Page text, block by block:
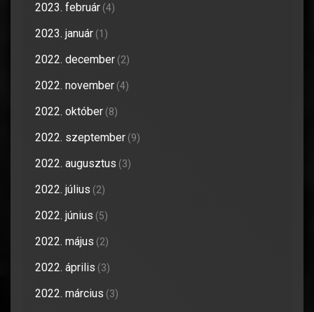
2023. február (4)
2023. január (1)
2022. december (2)
2022. november (4)
2022. október (8)
2022. szeptember (9)
2022. augusztus (3)
2022. július (2)
2022. június (5)
2022. május (2)
2022. április (3)
2022. március (3)